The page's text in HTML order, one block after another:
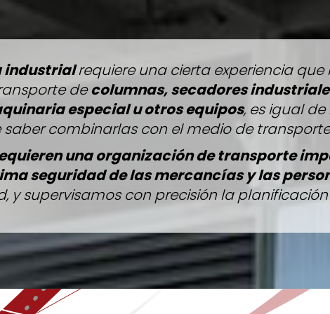
industrialrequiere una cierta experiencia
decolumnas, secadores
especial u otros equipos, es igual
combinarlas con el medio de
una organización de transporte
seguridad de las mercancías y las
y supervisamos con precisión la